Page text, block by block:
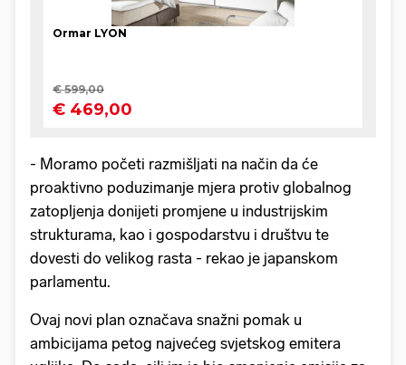
- Moramo početi razmišljati na način da će
proaktivno poduzimanje mjera protiv globalnog
zatopljenja donijeti promjene u industrijskim
strukturama, kao i gospodarstvu i društvu te
dovesti do velikog rasta - rekao je japanskom
parlamentu.
Ovaj novi plan označava snažni pomak u
ambicijama petog najvećeg svjetskog emitera